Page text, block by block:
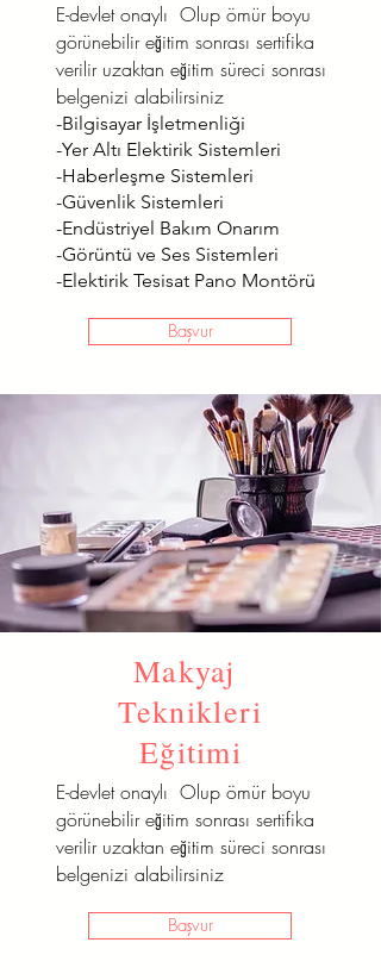
E-devlet onaylı Olup ömür boyu
görünebilir eğitim sonrası sertifika
verilir uzaktan eğitim süreci sonrası
belgenizi alabilirsiniz
-Bilgisayar İşletmenliği
-Yer Altı Elektirik Sistemleri
-Haberleşme Sistemleri
-Güvenlik Sistemleri
-Endüstriyel Bakım Onarım
-Görüntü ve Ses Sistemleri
-Elektirik Tesisat Pano Montörü
Başvur
Makyaj
Teknikleri
Eğitimi
E-devlet onaylı Olup ömür boyu
görünebilir eğitim sonrası sertifika
verilir uzaktan eğitim süreci sonrası
belgenizi alabilirsiniz
Başvur